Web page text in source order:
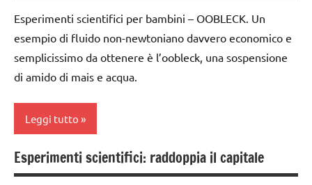
classi
1a-5a
dai
6
anni
dai
6
classe
2a
classe
3a
4a
classe
5a
Esperimenti scientifici per bambini – OOBLECK. Un
esempio di fluido non-newtoniano davvero economico e
semplicissimo da ottenere è l’oobleck, una sospensione
di amido di mais e acqua.
Leggi tutto
classi
1a-5a
Esperimenti scientifici: raddoppia il capitale